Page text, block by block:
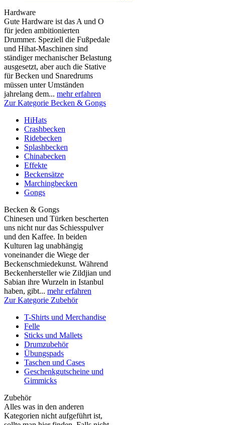
Hardware
Gute Hardware ist das A und O
für jeden ambitionierten
Drummer. Speziell die Fußpedale
und Hihat-Maschinen sind
ständiger mechanischer Belastung
ausgesetzt, aber auch die Stative
für Becken und Snaredrums
müssen unter Umständen
jahrelang dem... mehr erfahren
Zur Kategorie Becken & Gongs
HiHats
Crashbecken
Ridebecken
Splashbecken
Chinabecken
Effekte
Beckensätze
Marchingbecken
Gongs
Becken & Gongs
Chinesen und Türken bescherten
uns nicht nur das Schiesspulver
und den Kaffee. In beiden
Kulturen lag unabhängig
voneinander die Wiege der
Beckenschmiedekunst. Während
Beckenhersteller wie Zildjian und
Sabian ihre Wurzeln in Istanbul
haben, gibt... mehr erfahren
Zur Kategorie Zubehör
T-Shirts und Merchandise
Felle
Sticks und Mallets
Drumzubehör
Übungspads
Taschen und Cases
Geschenkgutscheine und
Gimmicks
Zubehör
Alles was in den anderen
Kategorien nicht aufgeführt ist,